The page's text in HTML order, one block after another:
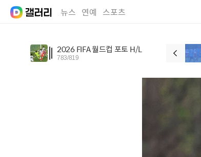
뉴스 연예 스포츠
2026 FIFA 월드컵 포토 H/L
783/819